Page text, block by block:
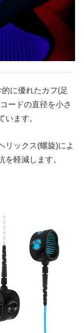
に優れたカフ(足
ードの直径を小さ
います。
リックス(螺旋)によ
を軽減します。